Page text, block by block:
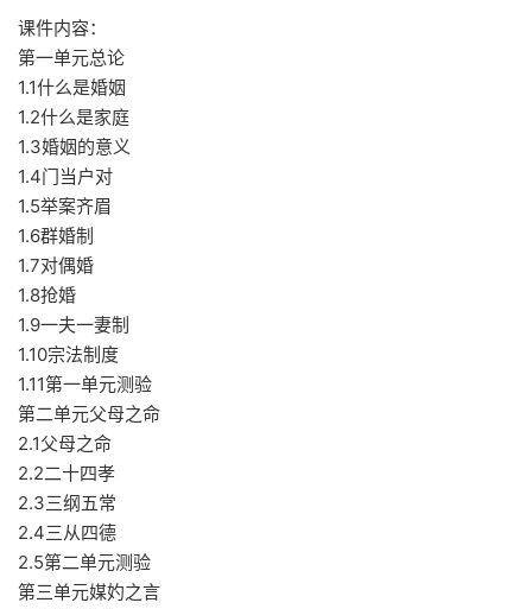
课件内容：
第一单元总论
1.1什么是婚姻
1.2什么是家庭
1.3婚姻的意义
1.4门当户对
1.5举案齐眉
1.6群婚制
1.7对偶婚
1.8抢婚
1.9一夫一妻制
1.10宗法制度
1.11第一单元测验
第二单元父母之命
2.1父母之命
2.2二十四孝
2.3三纲五常
2.4三从四德
2.5第二单元测验
第三单元媒妁之言